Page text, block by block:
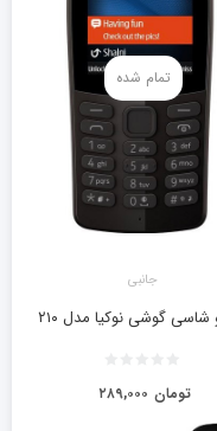
تمام شده
جانبی
گوشی نوکیا مدل ۲۱۰
۲۸۹,۰۰۰ تومان